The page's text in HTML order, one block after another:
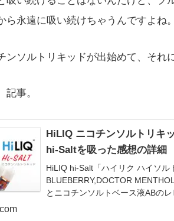
ら永遠に吸い続けちゃうんですよね。
ンソルトリキッドが出始めて、それ
記事。
HiLIQ ニコチンソルトリキ
hi-Saltを吸った感想の詳細
HiLIQ hi-Salt「ハイリク ハイソル
BLUEBERRY,DOCTOR
とニコチンソルトベース液ABのレ